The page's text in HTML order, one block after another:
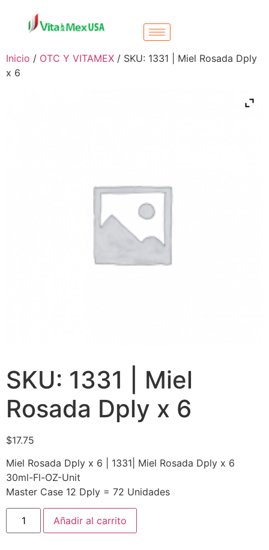
Inicio / OTC Y VITAMEX / SKU: 1331 | Miel Rosada Dply
x 6
SKU: 1331 | Miel
Rosada Dply x 6
$17.75
Miel Rosada Dply x 6 | 1331| Miel Rosada Dply x 6
30ml-Fl-OZ-Unit
Master Case 12 Dply = 72 Unidades
Añadir al carrito